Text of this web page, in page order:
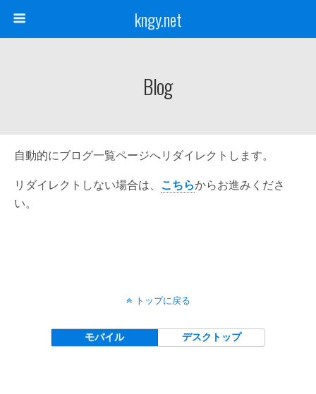
kngy.net
Blog
自動的にブログ一覧ページへリダイレクトします。
リダイレクトしない場合は、 こちらからお進みくださ
い。
トップに戻る
モバイル デスクトップ